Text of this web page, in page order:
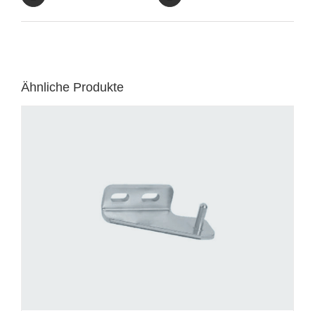
Ähnliche Produkte